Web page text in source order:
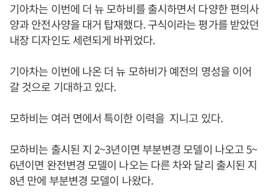
기아차는 이번에 더 뉴 모하비를 출시하면서 다양한 편의사
양과 안전사양을 대거 탑재했다. 구식이라는 평가를 받았던
내장 디자인도 세련되게 바뀌었다.
기아차는 이번에 나온 더 뉴 모하비가 예전의 명성을 이어
갈 것으로 기대하고 있다.
모하비는 여러 면에서 특이한 이력을 지니고 있다.
모하비는 출시된 지 2~3년이면 부분변경 모델이 나오고 5~
6년이면 완전변경 모델이 나오는 다른 차와 달리 출시된 지
8년 만에 부분변경 모델이 나왔다.